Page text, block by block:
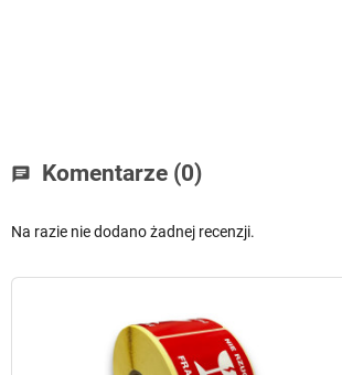
chat Komentarze (0)
Na razie nie dodano żadnej recenzji.